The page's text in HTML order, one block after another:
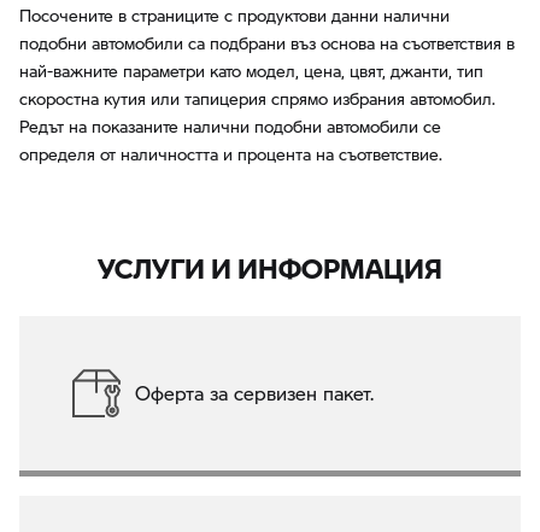
Посочените в страниците с продуктови данни налични
подобни автомобили са подбрани въз основа на съответствия в
най-важните параметри като модел, цена, цвят, джанти, тип
скоростна кутия или тапицерия спрямо избрания автомобил.
Редът на показаните налични подобни автомобили се
определя от наличността и процента на съответствие.
УСЛУГИ И ИНФОРМАЦИЯ
Оферта за сервизен пакет.